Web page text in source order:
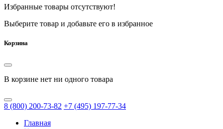
Избранные товары отсутствуют!
Выберите товар и добавьте его в избранное
Корзина
В корзине нет ни одного товара
8 (800) 200-73-82 +7 (495) 197-77-34
Главная